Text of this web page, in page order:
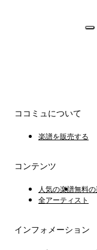
ココミュについて
楽譜を販売する
コンテンツ
人気の楽譜無料
全アーティスト
インフォメーション